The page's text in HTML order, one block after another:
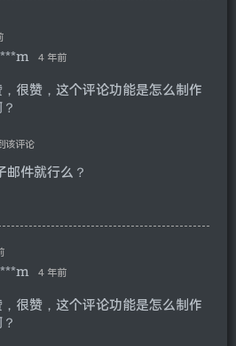
4 年前
，很赞，这个评论功能是怎么制作
该评论
邮件就行么？
4 年前
，很赞，这个评论功能是怎么制作